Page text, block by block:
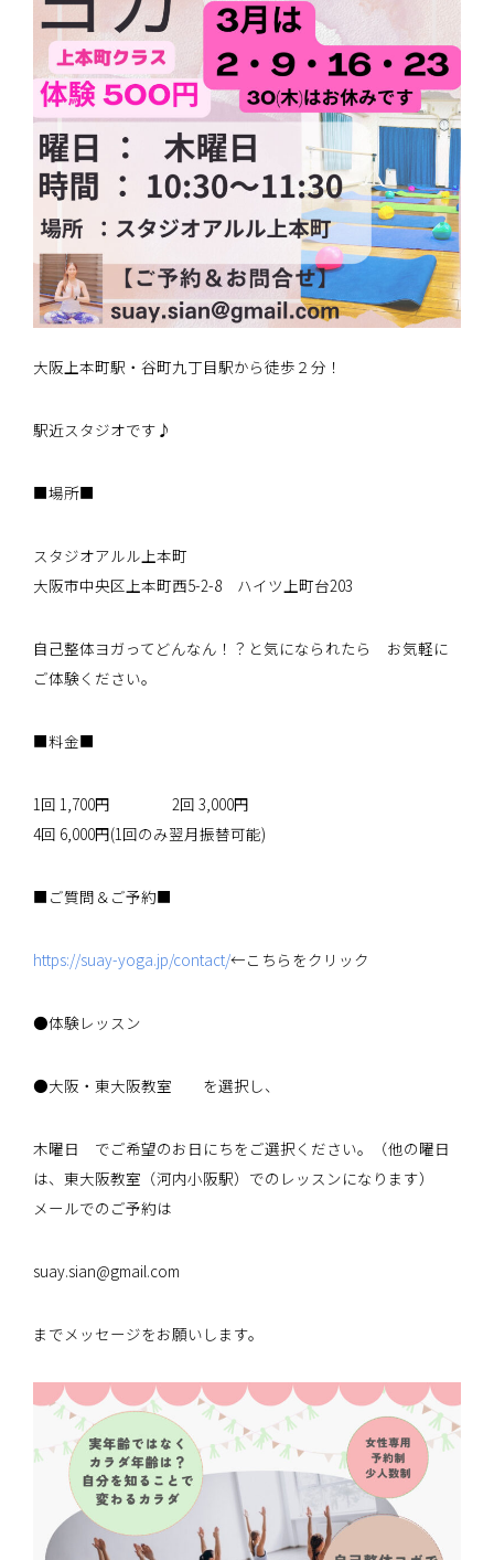
大阪上本町駅・谷町九丁目駅から徒歩２分！
駅近スタジオです♪
■場所■
スタジオアルル上本町
大阪市中央区上本町西5-2-8 ハイツ上町台203
自己整体ヨガってどんなん！？と気になられたら お気軽に
ご体験ください。
■料金■
1回 1,700円 2回 3,000円
4回 6,000円(1回のみ翌月振替可能)
■ご質問＆ご予約■
https://suay-yoga.jp/contact/←こちらをクリック
●体験レッスン
●大阪・東大阪教室 を選択し、
木曜日 でご希望のお日にちをご選択ください。（他の曜日
は、東大阪教室（河内小阪駅）でのレッスンになります）
メールでのご予約は
suay.sian@gmail.com
までメッセージをお願いします。